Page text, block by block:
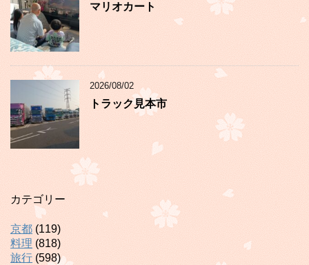
マリオカート
2026/08/02
トラック見本市
カテゴリー
京都 (119)
料理 (818)
旅行 (598)